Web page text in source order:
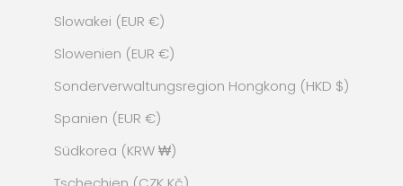
Slowakei (EUR €)
Slowenien (EUR €)
Sonderverwaltungsregion Hongkong (HKD $)
Spanien (EUR €)
Südkorea (KRW ₩)